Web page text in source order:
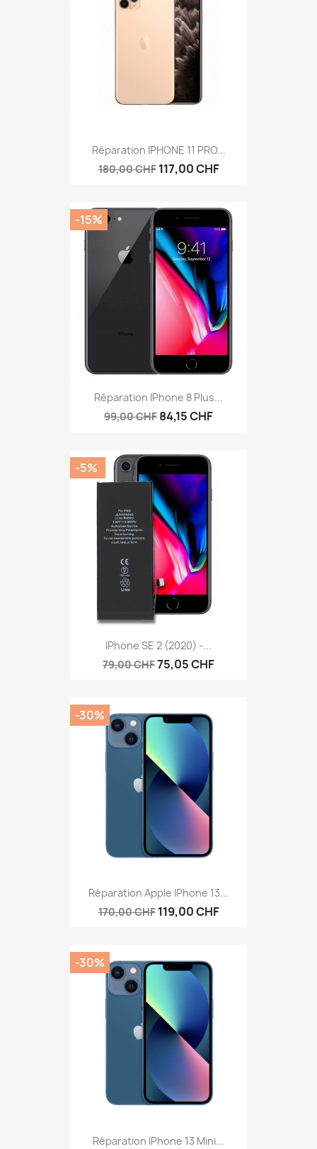
Réparation IPHONE 11 PRO...
180,00 CHF 117,00 CHF
Réparation IPhone 8 Plus...
99,00 CHF 84,15 CHF
-15%
IPhone SE 2 (2020) -...
79,00 CHF75,05 CHF
-5%
Réparation Apple IPhone 13...
170,00 CHF 119,00 CHF
-30%
Réparation IPhone 13 Mini...
-30%